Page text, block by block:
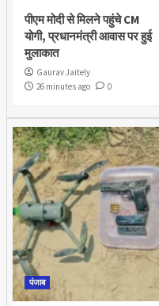
पीएम मोदी से मिलने पहुंचे CM
योगी, प्रधानमंत्री आवास पर हुई
मुलाकात
Gaurav Jaitely
26 minutes ago
0
पंजाब